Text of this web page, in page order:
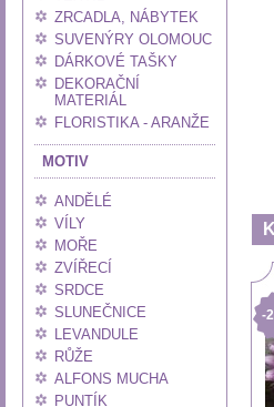
ZRCADLA, NÁBYTEK
SUVENÝRY OLOMOUC
DÁRKOVÉ TAŠKY
DEKORAČNÍ
MATERIÁL
FLORISTIKA - ARANŽE
MOTIV
ANDĚLÉ
VÍLY
MOŘE
ZVÍŘECÍ
SRDCE
SLUNEČNICE
LEVANDULE
RŮŽE
ALFONS MUCHA
PUNTÍK
-